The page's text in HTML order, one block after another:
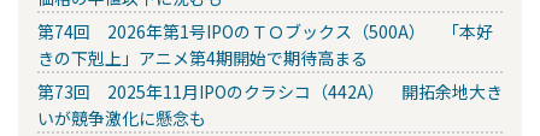
第74回 2026年第1号IPOのＴＯブックス（500A） 「本好
きの下剋上」アニメ第4期開始で期待高まる
第73回 2025年11月IPOのクラシコ（442A） 開拓余地大き
いが競争激化に懸念も